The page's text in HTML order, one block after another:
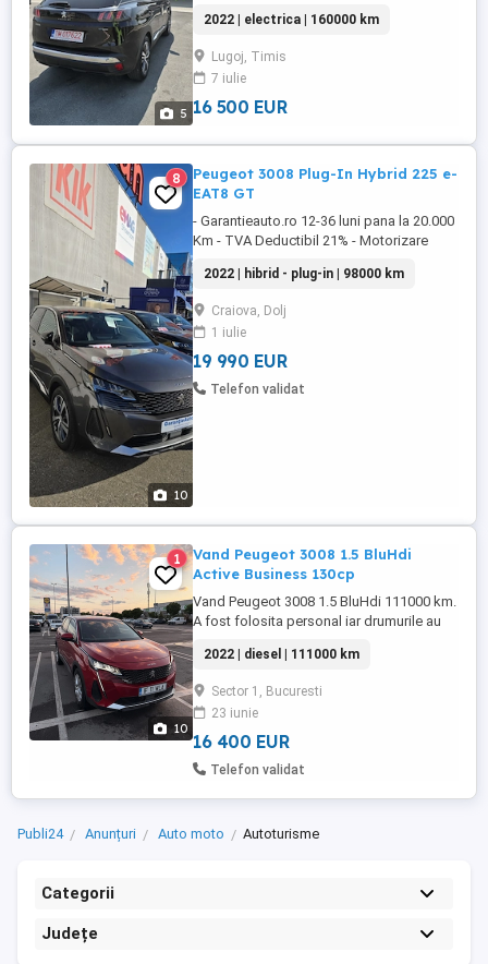
5
2022 | electrica | 160000 km
Lugoj, Timis
7 iulie
16 500 EUR
10
8
Peugeot 3008 Plug-In Hybrid 225 e-
EAT8 GT
- Garantieauto.ro 12-36 luni pana la 20.000
Km - TVA Deductibil 21% - Motorizare
Keyless Entry-Go - Bord Digital Peugeot i-
Cockpit - Volan Piele Multifunctional, cu
Comenzi - Scaun Sofer cu Reglaj Lombar
- Ecran Tactil Central 10" Compatibil cu
Apple CarPlay și Android ...
2022 | hibrid - plug-in | 98000 km
Craiova, Dolj
1 iulie
19 990 EUR
Telefon validat
10
1
Vand Peugeot 3008 1.5 BluHdi
Active Business 130cp
Vand Peugeot 3008 1.5 BluHdi 111000 km.
A fost folosita personal iar drumurile au
centura. De acasa la serviciu. Motorul are
lantul de 8mm, varianta fara probleme. S-a
facut totodata schimbul de distributie (Am
factura de laPeugeot Pantelimon).
Geamuri fumurii. ...
2022 | diesel | 111000 km
Sector 1, Bucuresti
23 iunie
16 400 EUR
Telefon validat
Publi24 Anunțuri Auto moto Autoturisme
Categorii
Județe